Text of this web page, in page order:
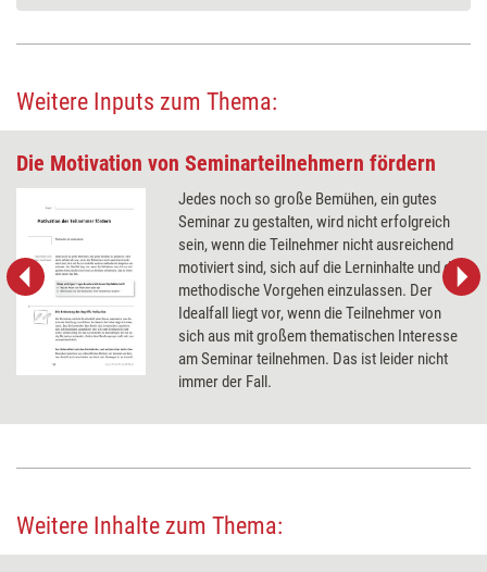
Weitere Inputs zum Thema:
Die Motivation von Seminarteilnehmern fördern
Jedes noch so große Bemühen, ein gutes
Seminar zu gestalten, wird nicht erfolgreich
sein, wenn die Teilnehmer nicht ausreichend
motiviert sind, sich auf die Lerninhalte und das
methodische Vorgehen einzulassen. Der
Idealfall liegt vor, wenn die Teilnehmer von
sich aus mit großem thematischen Interesse
am Seminar teilnehmen. Das ist leider nicht
immer der Fall.
Weitere Inhalte zum Thema: